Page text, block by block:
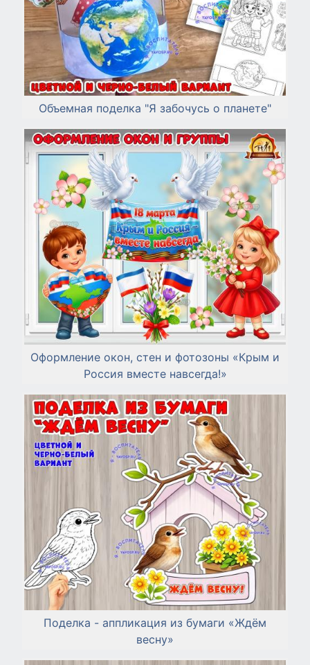
Объемная поделка "Я забочусь о планете"
Оформление окон, стен и фотозоны «Крым и
Россия вместе навсегда!»
Поделка - аппликация из бумаги «Ждём
весну»